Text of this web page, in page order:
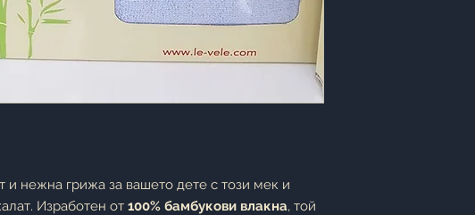
и нежна грижа за вашето дете с този мек и
Изработен от 100% бамбукови влакна, той